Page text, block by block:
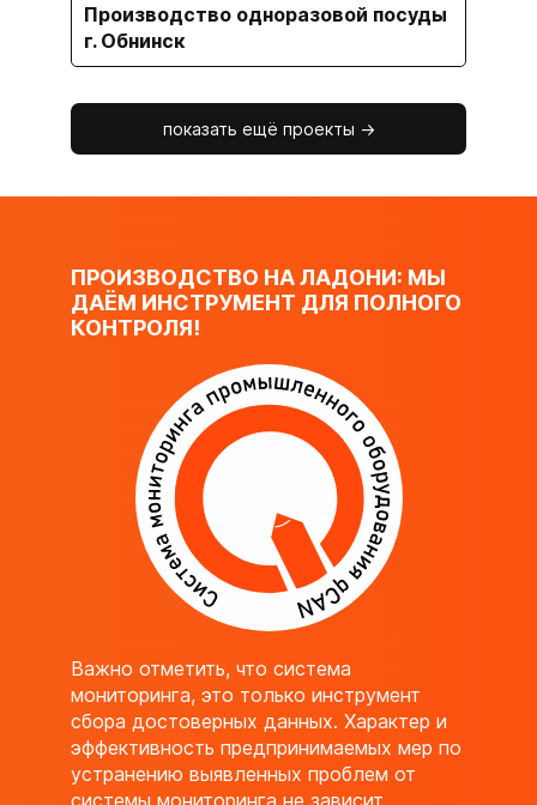
Производство одноразовой посуды
г. Обнинск
показать ещё проекты ->
ПРОИЗВОДСТВО НА ЛАДОНИ: МЫ
ДАЁМ ИНСТРУМЕНТ ДЛЯ ПОЛНОГО
КОНТРОЛЯ!
Важно отметить, что система
мониторинга, это только инструмент
сбора достоверных данных. Характер и
эффективность предпринимаемых мер по
устранению выявленных проблем от
системы мониторинга не зависит.